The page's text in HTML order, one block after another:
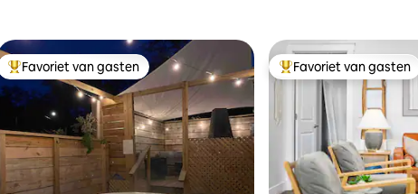
Topfavoriet van gasten
Favoriet van gasten Topfavoriet van gasten
Favoriet van gasten